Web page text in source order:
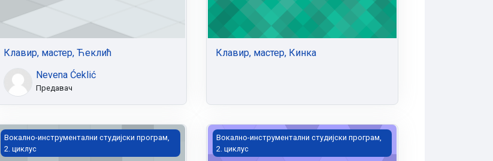
Клавир, мастер, Ћеклић
Nevena Ćeklić
Предавач
Клавир, мастер, Кинка
Хармоника, мастер, Радовић
Вокално-инструментални студијски програм,
2. циклус
Хармоника, мастер, Косорић
Вокално-инструментални студијски програм,
2. циклус